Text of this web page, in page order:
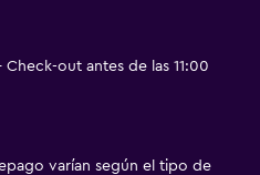
out antes de las 11:00
varían según el tipo de